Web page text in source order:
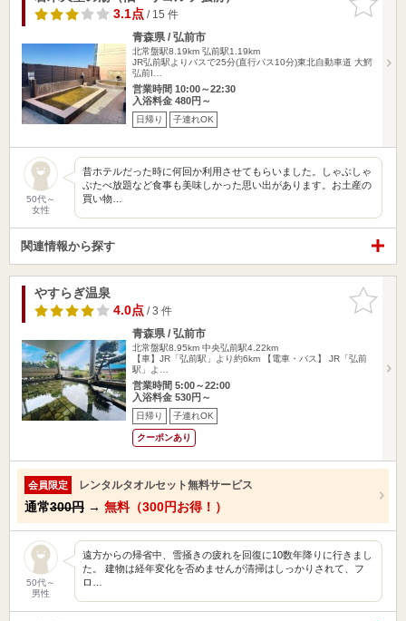
りに追加
3.1点/ 15 件
青森県 / 弘前市
北常盤駅8.19km 弘前駅1.19km
JR弘前駅よりバスで25分(直行パス10分)東北自動車道 大鰐
弘前I…
営業時間 10:00～22:30
入浴料金 480円～
日帰り 子連れOK
50代～
女性
昔ホテルだった時に何回か利用させてもらいました。しゃぶしゃ
ぶたべ放題など食事も美味しかった思い出があります。お土産の
買い物…
関連情報から探す
お気に入
りに追加
やすらぎ温泉
4.0点/ 3 件
青森県 / 弘前市
北常盤駅8.95km 中央弘前駅4.22km
【車】JR「弘前駅」より約6km 【電車・バス】 JR「弘前
駅」よ…
営業時間 5:00～22:00
入浴料金 530円～
日帰り 子連れOK
クーポンあり
会員限定 レンタルタオルセット無料サービス
通常300円 → 無料（300円お得！）
50代～
男性
遠方からの帰省中、雪掻きの疲れを回復に10数年降りに行きまし
た。 建物は経年変化を否めませんが清掃はしっかりされて、フ
ロ…